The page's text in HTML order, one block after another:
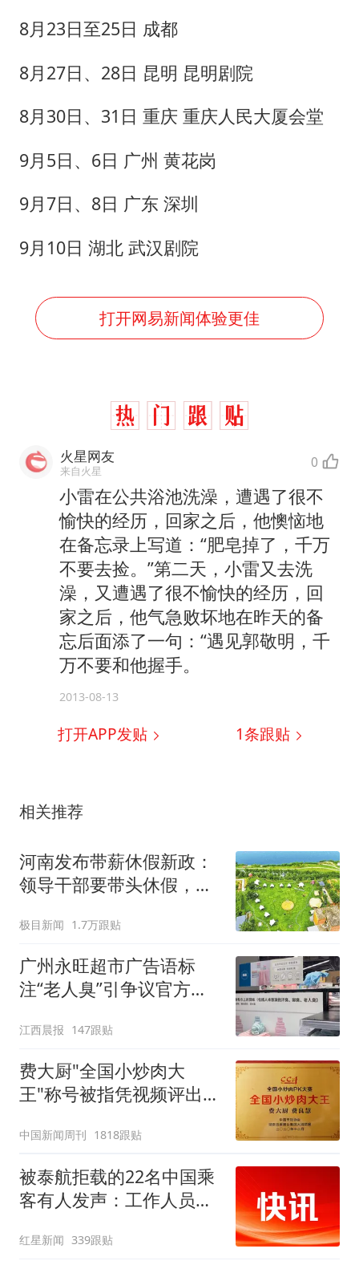
8月23日至25日 成都
8月27日、28日 昆明 昆明剧院
8月30日、31日 重庆 重庆人民大厦会堂
9月5日、6日 广州 黄花岗
9月7日、8日 广东 深圳
9月10日 湖北 武汉剧院
打开网易新闻体验更佳
火星网友
来自火星 0
小雷在公共浴池洗澡，遭遇了很不
愉快的经历，回家之后，他懊恼地
在备忘录上写道：“肥皂掉了，千万
不要去捡。”第二天，小雷又去洗
澡，又遭遇了很不愉快的经历，回
家之后，他气急败坏地在昨天的备
忘后面添了一句：“遇见郭敬明，千
万不要和他握手。
2013-08-13
打开APP发贴 1条跟贴
相关推荐
河南发布带薪休假新政：
领导干部要带头休假，推
足；鼓励3-7天弹性长假，
构建“周五半天+周末+年
假”短途度假模式
极目新闻 1.7万跟贴
广州永旺超市广告语标
注“老人臭”引争议官方回
核实完毕后会回电
江西晨报 147跟贴
费大厨"全国小炒肉大
王"称号被指凭视频评出
中国新闻周刊 1818跟贴
被泰航拒载的22名中国乘
客有人发声：工作人员承
买机票回国
红星新闻 339跟贴